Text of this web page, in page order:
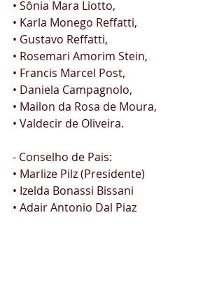
• Sônia Mara Liotto,
• Karla Monego Reffatti,
• Gustavo Reffatti,
• Rosemari Amorim Stein,
• Francis Marcel Post,
• Daniela Campagnolo,
• Mailon da Rosa de Moura,
• Valdecir de Oliveira.
- Conselho de Pais:
• Marlize Pilz (Presidente)
• Izelda Bonassi Bissani
• Adair Antonio Dal Piaz